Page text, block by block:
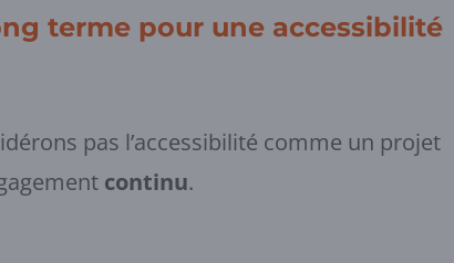
terme pour une accessibilité
pas l’accessibilité comme un projet
continu.